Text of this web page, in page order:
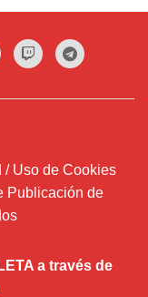
Uso de Cookies
Publicación de
a través de